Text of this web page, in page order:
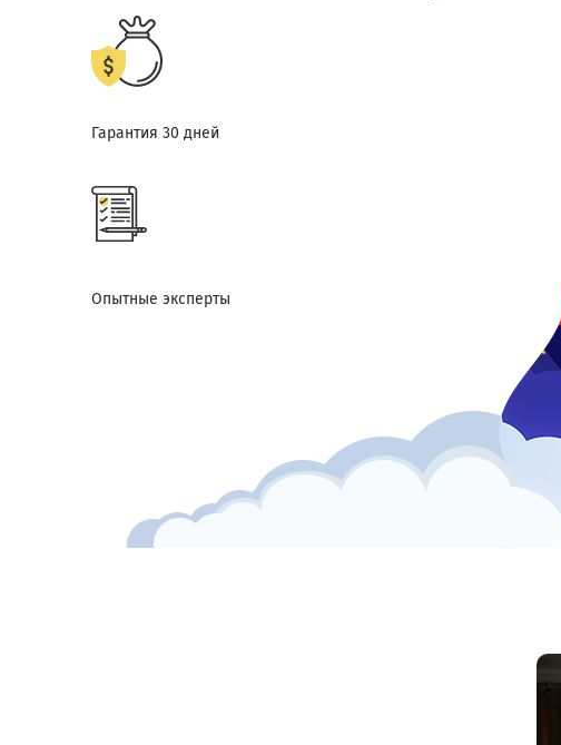
Гарантия 30 дней
Опытные эксперты